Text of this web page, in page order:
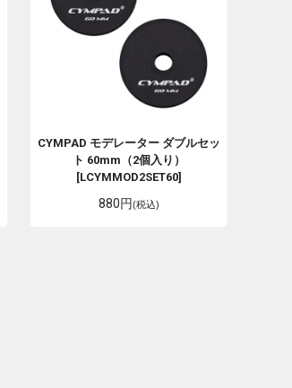
CYMPAD モデレーター ダブルセッ
ト 60mm（2個入り）
[LCYMMOD2SET60]
880円(税込)